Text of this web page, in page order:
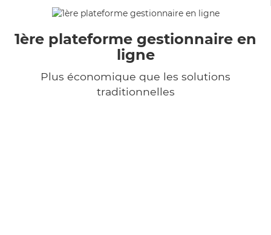
1ère plateforme gestionnaire en
ligne
Plus économique que les solutions
traditionnelles